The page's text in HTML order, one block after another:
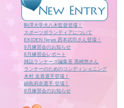
駒澤大学大八木監督登場！
スポーツボランティアについて
EKIDEN News 西本武司さん登場！
9月練習会のお知らせ
8月練習会レポート
雑誌ランナーズ編集長 黒崎悠さん
ランナーのためのコンディショニング
木村 友香選手登場！
鍋島莉奈選手 登場！
8月練習会のお知らせ